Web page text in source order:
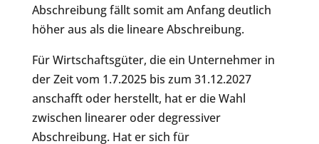
Abschreibung fällt somit am Anfang deutlich
höher aus als die lineare Abschreibung.
Für Wirtschaftsgüter, die ein Unternehmer in
der Zeit vom 1.7.2025 bis zum 31.12.2027
anschafft oder herstellt, hat er die Wahl
zwischen linearer oder degressiver
Abschreibung. Hat er sich für